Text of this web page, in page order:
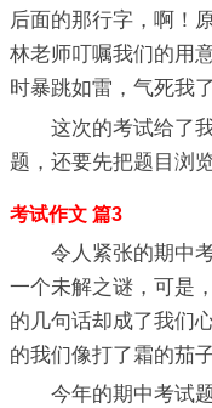
后面的那行字，啊！
林老师叮嘱我们的用
时暴跳如雷，气死我
这次的考试给了我
题，还要先把题目浏
考试作文 篇3
令人紧张的期中考
一个未解之谜，可是
的几句话却成了我们
的我们像打了霜的
今年的期中考试题